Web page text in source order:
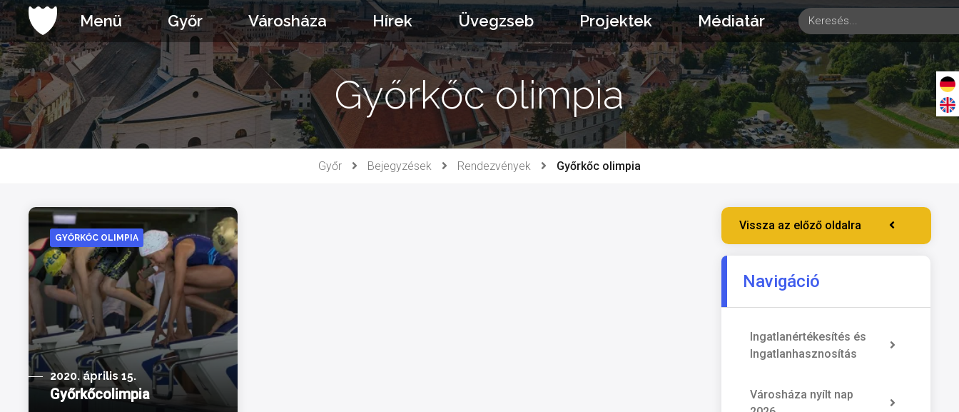
Ugrás
a
tartalomhoz
Menü Győr Városháza Hírek Üvegzseb Projektek Médiatár
Győrkőc olimpia
Győr Bejegyzések Rendezvények Győrkőc olimpia
GYŐRKŐC OLIMPIA
2020. április 15.
Győrkőcolimpia
Vissza az előző oldalra
Navigáció
Ingatlanértékesítés és
Ingatlanhasznosítás
Városháza nyílt nap